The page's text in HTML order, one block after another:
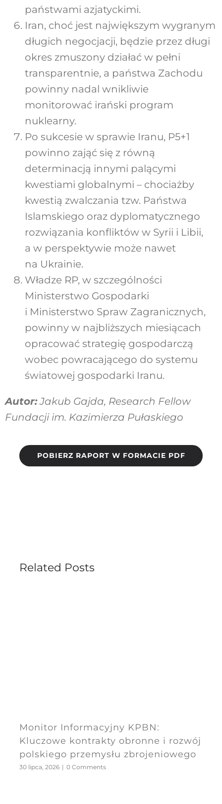
państwami azjatyckimi.
Iran, choć jest największym wygranym
długich negocjacji, będzie przez długi
okres zmuszony działać w pełni
transparentnie, a państwa Zachodu
powinny nadal wnikliwie
monitorować irański program
nuklearny.
Po sukcesie w sprawie Iranu, P5+1
powinno zająć się z równą
determinacją innymi palącymi
kwestiami globalnymi – chociażby
kwestią zwalczania tzw. Państwa
Islamskiego oraz dyplomatycznego
rozwiązania konfliktów w Syrii i Libii,
a w perspektywie może nawet
na Ukrainie.
Władze RP, w szczególności
Ministerstwo Gospodarki
i Ministerstwo Spraw Zagranicznych,
powinny w najbliższych miesiącach
opracować strategię gospodarczą
wobec powracającego do systemu
światowej gospodarki Iranu.
Autor:Jakub Gajda, Research Fellow
Fundacji im. Kazimierza Pułaskiego
POBIERZ RAPORT W FORMACIE PDF
Related Posts
Monitor Informacyjny KPBN:
Kluczowe kontrakty obronne i rozwój
polskiego przemysłu zbrojeniowego
30 lipca, 2026 | 0 Comments